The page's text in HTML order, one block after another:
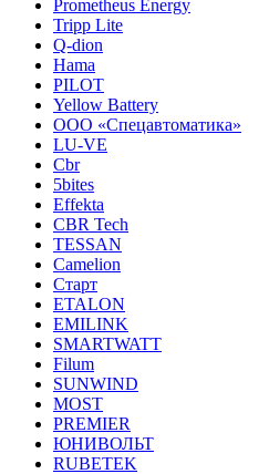
Prometheus Energy
Tripp Lite
Q-dion
Hama
PILOT
Yellow Battery
ООО «Спецавтоматика»
LU-VE
Cbr
5bites
Effekta
CBR Tech
TESSAN
Camelion
Старт
ETALON
EMILINK
SMARTWATT
Filum
SUNWIND
MOST
PREMIER
ЮНИВОЛЬТ
RUBETEK